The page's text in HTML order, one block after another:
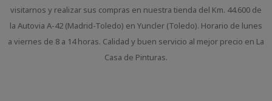
visitarnos y realizar sus compras en nuestra tienda del Km. 44.600 de
la Autovia A-42 (Madrid-Toledo) en Yuncler (Toledo). Horario de lunes
a viernes de 8 a 14 horas. Calidad y buen servicio al mejor precio en La
Casa de Pinturas.